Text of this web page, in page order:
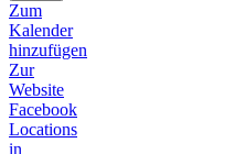
Zum
Kalender
hinzufügen
Zur
Website
Facebook
Locations
in